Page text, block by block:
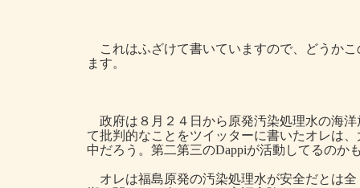
これはふざけて書いていますので、どうか
ます。
政府は８月２４日から原発汚染処理水の海
て批判的なことをツイッターに書いたオレは
中だろう。第二第三のDappiが活動してるのか
オレは福島原発の汚染処理水が安全だとは